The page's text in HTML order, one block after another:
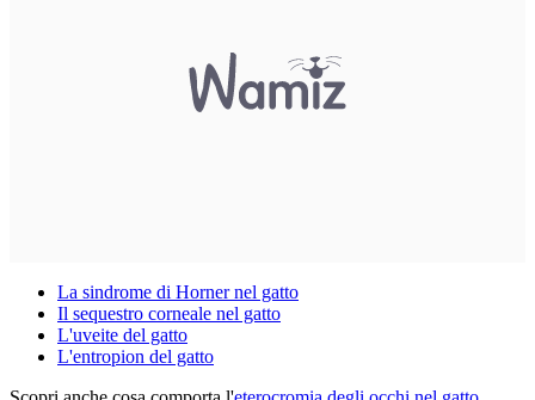
La sindrome di Horner nel gatto
Il sequestro corneale nel gatto
L'uveite del gatto
L'entropion del gatto